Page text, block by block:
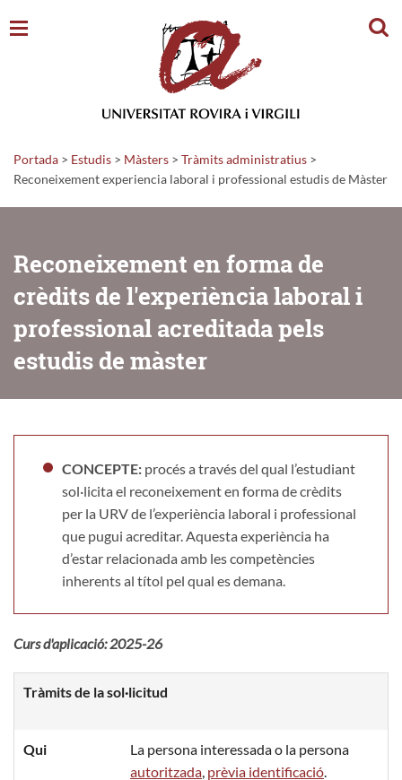
Portada > Estudis > Màsters > Tràmits administratius >
Reconeixement experiencia laboral i professional estudis de Màster
Reconeixement en forma de
crèdits de l'experiència laboral i
professional acreditada pels
estudis de màster
CONCEPTE: procés a través del qual l’estudiant
sol·licita el reconeixement en forma de crèdits
per la URV de l’experiència laboral i professional
que pugui acreditar. Aquesta experiència ha
d’estar relacionada amb les competències
inherents al títol pel qual es demana.
Curs d'aplicació: 2025-26
Tràmits de la sol·licitud
Qui
La persona interessada o la persona
autoritzada prèvia identificació